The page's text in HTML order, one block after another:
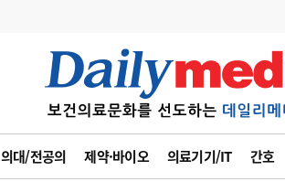
의대/전공의 제약·바이오 의료기기/IT 간호
6
관리급여 실시
사고
수첩